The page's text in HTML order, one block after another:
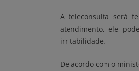
A teleconsulta será
atendimento, ele
irritabilidade.
De acordo com o